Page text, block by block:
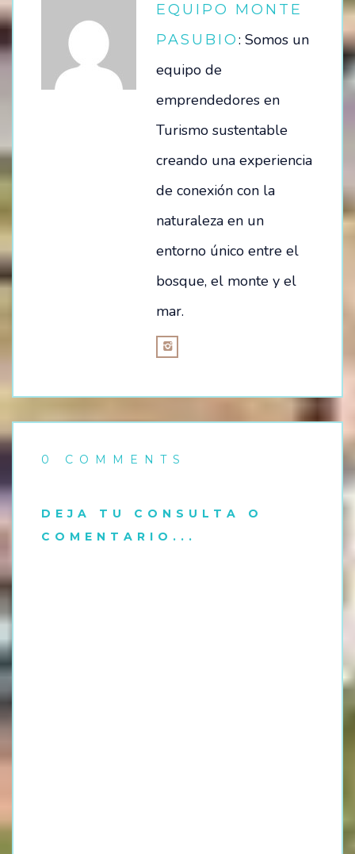
EQUIPO MONTE
PASUBIO: Somos un
equipo de
emprendedores en
Turismo sustentable
creando una experiencia
de conexión con la
naturaleza en un
entorno único entre el
bosque, el monte y el
mar.
0 COMMENTS
DEJA TU CONSULTA O
COMENTARIO...